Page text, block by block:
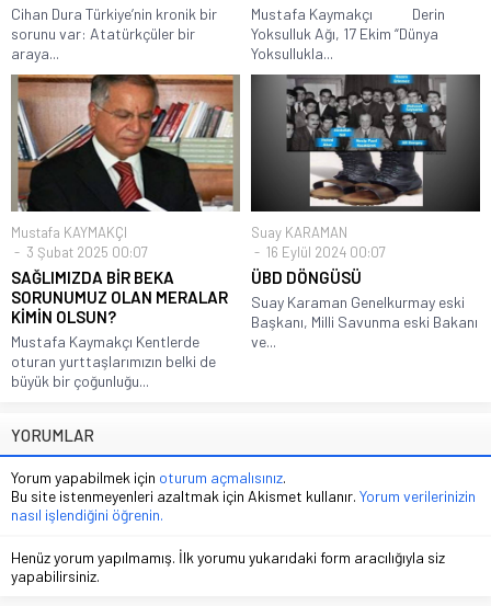
Cihan Dura Türkiye’nin kronik bir
sorunu var: Atatürkçüler bir
araya...
Mustafa Kaymakçı Derin
Yoksulluk Ağı, 17 Ekim “Dünya
Yoksullukla...
Mustafa KAYMAKÇI
3 Şubat 2025 00:07
SAĞLIMIZDA BİR BEKA
SORUNUMUZ OLAN MERALAR
KİMİN OLSUN?
Mustafa Kaymakçı Kentlerde
oturan yurttaşlarımızın belki de
büyük bir çoğunluğu...
Suay KARAMAN
16 Eylül 2024 00:07
ÜBD DÖNGÜSÜ
Suay Karaman Genelkurmay eski
Başkanı, Milli Savunma eski Bakanı
ve...
YORUMLAR
Yorum yapabilmek için oturum açmalısınız.
Bu site istenmeyenleri azaltmak için Akismet kullanır. Yorum verilerinizin
nasıl işlendiğini öğrenin.
Henüz yorum yapılmamış. İlk yorumu yukarıdaki form aracılığıyla siz
yapabilirsiniz.